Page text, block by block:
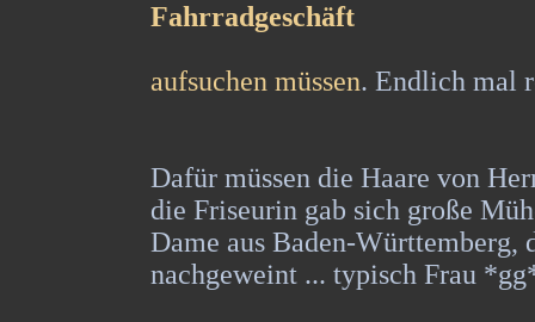
Fahrradgeschäft
aufsuchen müssen. Endlich mal
Dafür müssen die Haare von
die Friseurin gab sich große
Dame aus Baden-Württemberg,
nachgeweint ... typisch Frau